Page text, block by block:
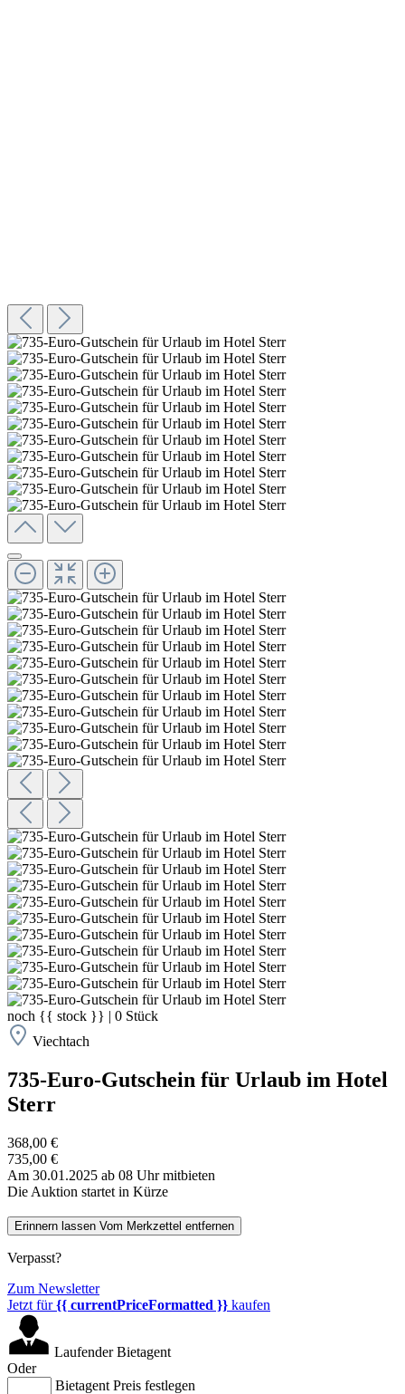
noch {{ stock }} | 0 Stück
Viechtach
735-Euro-Gutschein für Urlaub im Hotel
Sterr
368,00 €
735,00 €
Am 30.01.2025 ab 08 Uhr mitbieten
Die Auktion startet in Kürze
Erinnern lassen Vom Merkzettel entfernen
Verpasst?
Zum Newsletter
Jetzt für{{ currentPriceFormatted }} kaufen
Laufender Bietagent
Oder
Bietagent Preis festlegen